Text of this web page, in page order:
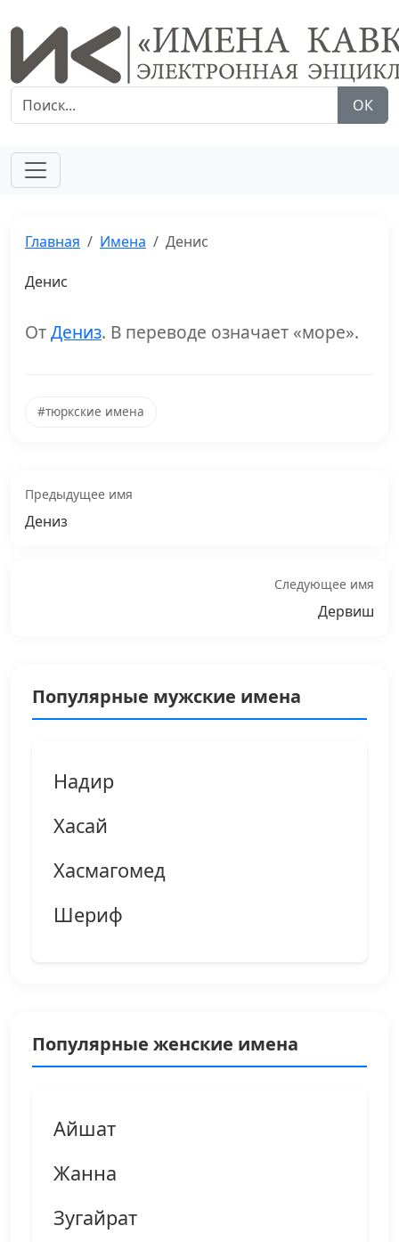
ОК
Главная Имена Денис
Денис
ОтДениз. В переводе означает «море».
#тюркские имена
Предыдущее имя
Дениз
Следующее имя
Дервиш
Популярные мужские имена
Надир
Хасай
Хасмагомед
Шериф
Популярные женские имена
Айшат
Жанна
Зугайрат